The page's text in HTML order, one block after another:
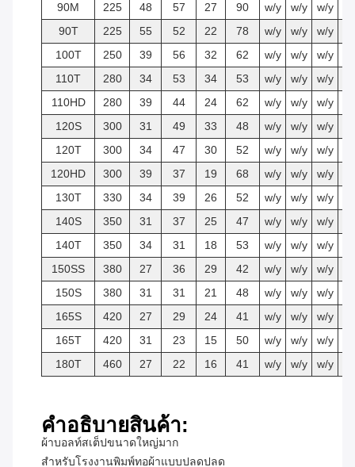
90M
225 48 57 27 90 w/y w/y w/y
90T
225 55 52 22 78 w/y w/y w/y
100T
250 39 56 32 62 w/y w/y w/y
110T
280 34 53 34 53 w/y w/y w/y
110HD
280 39 44 24 62 w/y w/y w/y
120S
300 31 49 33 48 w/y w/y w/y
120T
300 34 47 30 52 w/y w/y w/y
120HD
300 39 37 19 68 w/y w/y w/y
130T
330 34 39 26 52 w/y w/y w/y
140S
350 31 37 25 47 w/y w/y w/y
140T
350 34 31 18 53 w/y w/y w/y
150SS
380 27 36 29 42 w/y w/y w/y
150S
380 31 31 21 48 w/y w/y w/y
165S
420 27 29 24 41 w/y w/y w/y
165T
420 31 23 15 50 w/y w/y w/y
180T
460 27 22 16 41 w/y w/y w/y
คําอธิบายสินค้า:
ผ้าบอลท์สเต็ปขนาดใหญ่มาก
สําหรับโรงงานพิมพ์ทอผ้าแบบปลดปลด